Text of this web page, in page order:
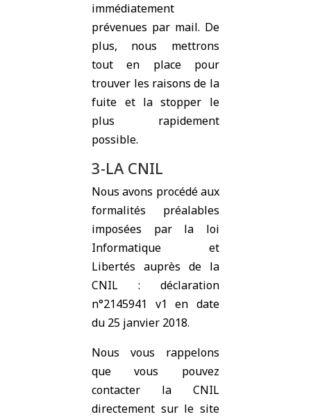
immédiatement
prévenues par mail. De
plus, nous mettrons
tout en place pour
trouver les raisons de la
fuite et la stopper le
plus rapidement
possible.
3-LA CNIL
Nous avons procédé aux
formalités préalables
imposées par la loi
Informatique et
Libertés auprès de la
CNIL : déclaration
n°2145941 v1 en date
du 25 janvier 2018.
Nous vous rappelons
que vous pouvez
contacter la CNIL
directement sur le site